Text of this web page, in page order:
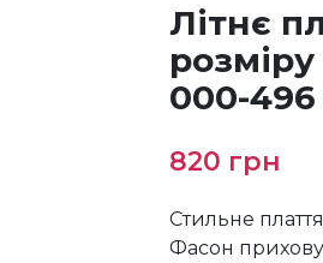
Літнє
000-496
820 грн
Стильне
Фасон